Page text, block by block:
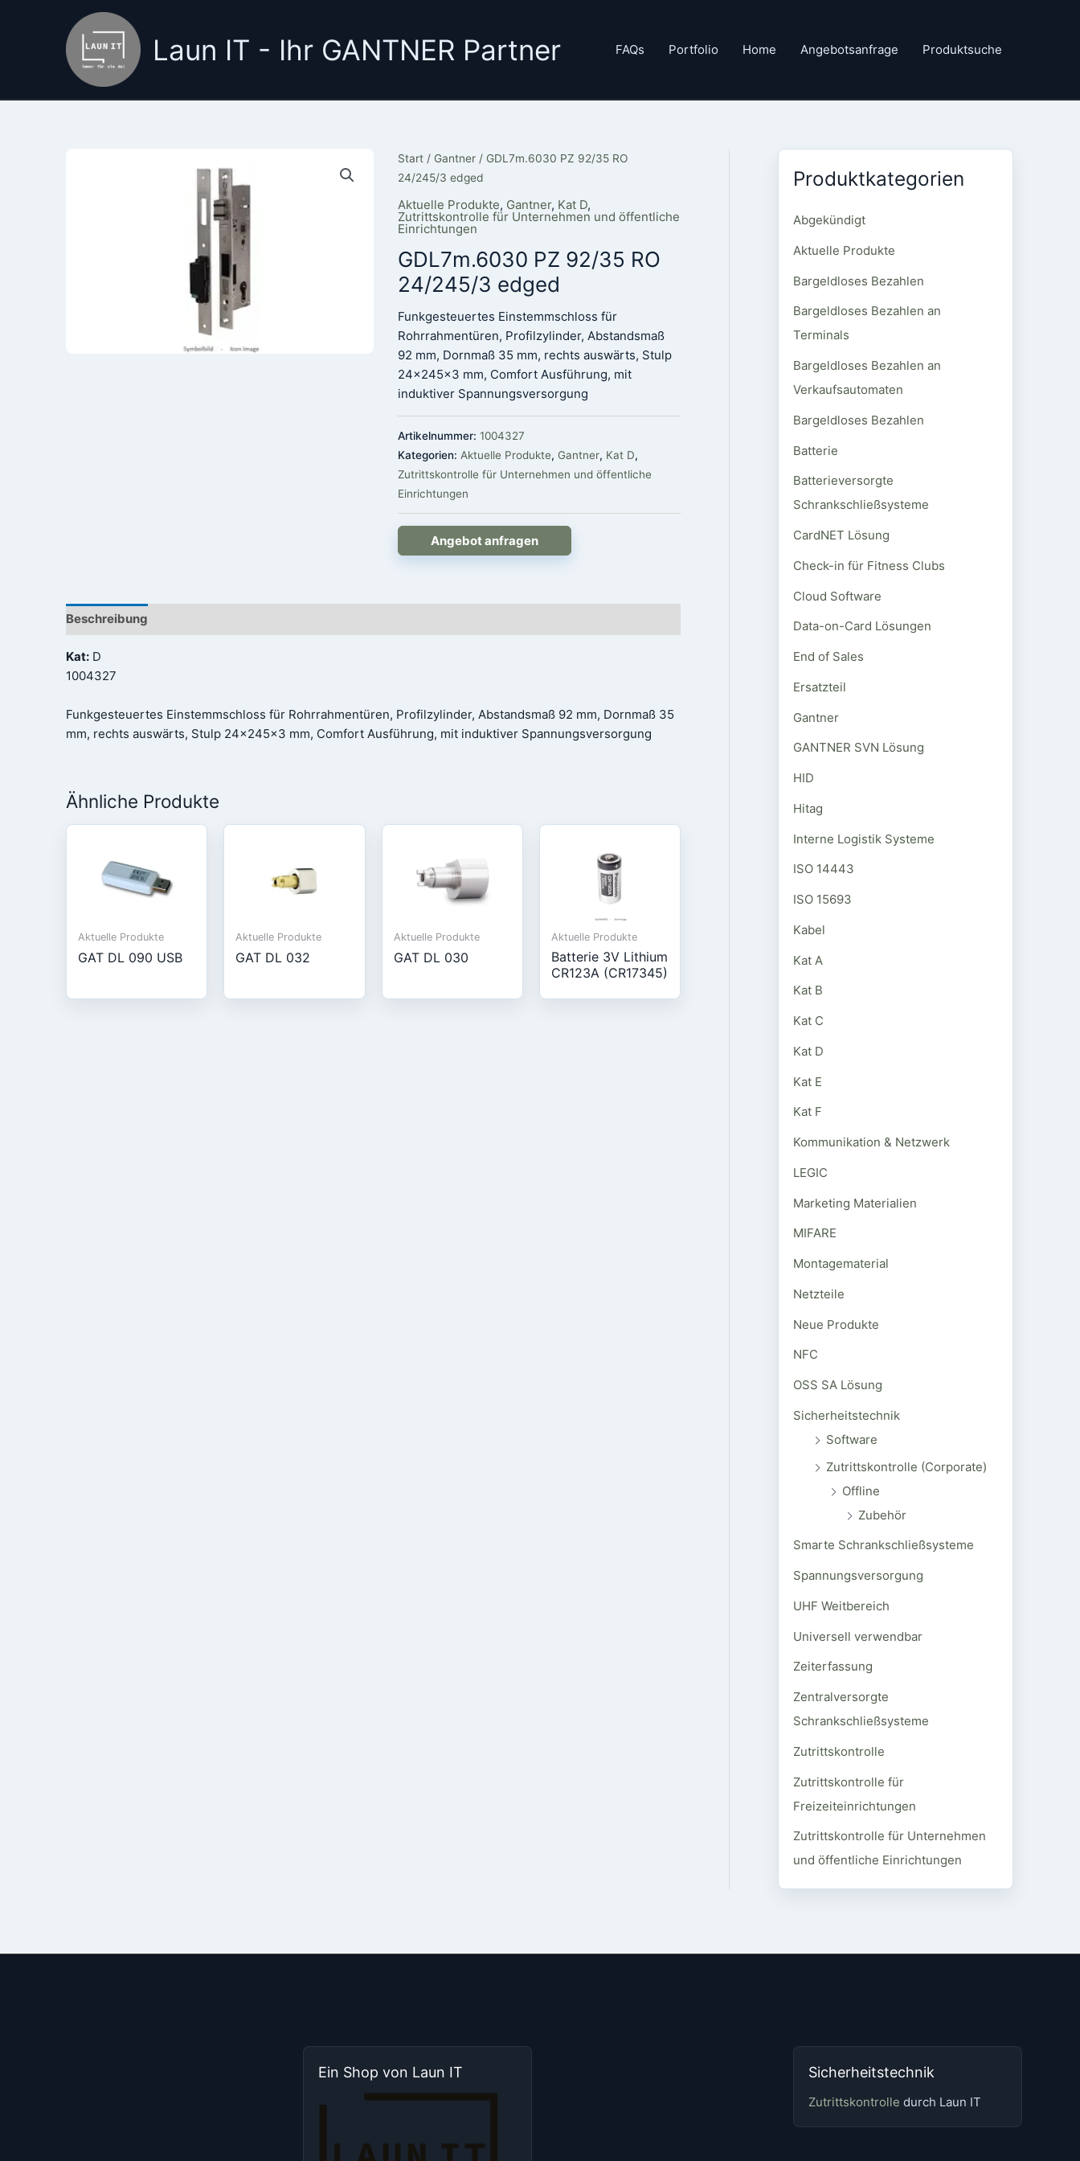
Laun IT - Ihr GANTNER Partner FAQs Portfolio Home Angebotsanfrage Produktsuche
Start / Gantner / GDL7m.6030 PZ 92/35 RO
24/245/3 edged
Aktuelle Produkte, Gantner, Kat D,
Zutrittskontrolle für Unternehmen und öffentliche
Einrichtungen
GDL7m.6030 PZ 92/35 RO
24/245/3 edged
Funkgesteuertes Einstemmschloss für
Rohrrahmentüren, Profilzylinder, Abstandsmaß
92 mm, Dornmaß 35 mm, rechts auswärts, Stulp
24x245x3 mm, Comfort Ausführung, mit
induktiver Spannungsversorgung
Artikelnummer:1004327
Kategorien: Aktuelle Produkte,Gantner, Kat D,
Zutrittskontrolle für Unternehmen und öffentliche
Einrichtungen
Angebot anfragen
Beschreibung
Kat: D
1004327
Funkgesteuertes Einstemmschloss für Rohrrahmentüren, Profilzylinder, Abstandsmaß 92 mm, Dornmaß 35
mm, rechts auswärts, Stulp 24x245x3 mm, Comfort Ausführung, mit induktiver Spannungsversorgung
Ähnliche Produkte
Aktuelle Produkte
GAT DL 090 USB
Aktuelle Produkte
GAT DL 032
Aktuelle Produkte
GAT DL 030
Aktuelle Produkte
Batterie 3V Lithium
CR123A (CR17345)
Produktkategorien
Abgekündigt
Aktuelle Produkte
Bargeldloses Bezahlen
Bargeldloses Bezahlen an
Terminals
Bargeldloses Bezahlen an
Verkaufsautomaten
Bargeldloses Bezahlen
Batterie
Batterieversorgte
Schrankschließsysteme
CardNET Lösung
Check-in für Fitness Clubs
Cloud Software
Data-on-Card Lösungen
End of Sales
Ersatzteil
Gantner
GANTNER SVN Lösung
HID
Hitag
Interne Logistik Systeme
ISO 14443
ISO 15693
Kabel
Kat A
Kat B
Kat C
Kat D
Kat E
Kat F
Kommunikation & Netzwerk
LEGIC
Marketing Materialien
MIFARE
Montagematerial
Netzteile
Neue Produkte
NFC
OSS SA Lösung
Sicherheitstechnik
Software
Zutrittskontrolle (Corporate)
Offline
Zubehör
Smarte Schrankschließsysteme
Spannungsversorgung
UHF Weitbereich
Universell verwendbar
Zeiterfassung
Zentralversorgte
Schrankschließsysteme
Zutrittskontrolle
Zutrittskontrolle für
Freizeiteinrichtungen
Zutrittskontrolle für Unternehmen
und öffentliche Einrichtungen
Ein Shop von Laun IT Sicherheitstechnik
Zutrittskontrolle durch Laun IT